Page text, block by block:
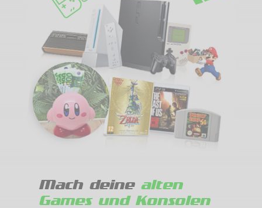
Mach deine alten
Games und Konsolen